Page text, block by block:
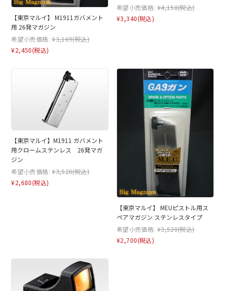
【東京マルイ】 M1911ガバメント
用 26発マガジン
希望小売価格: ¥3,169(税込)
¥2,450(税込)
希望小売価格: ¥4,158(税込)
¥3,340(税込)
【東京マルイ】M1911 ガバメント
用クロームステンレス 26発マガ
ジン
希望小売価格: ¥3,520(税込)
¥2,680(税込)
【東京マルイ】 MEUピストル用ス
ペアマガジン ステンレスタイプ
希望小売価格: ¥3,520(税込)
¥2,700(税込)